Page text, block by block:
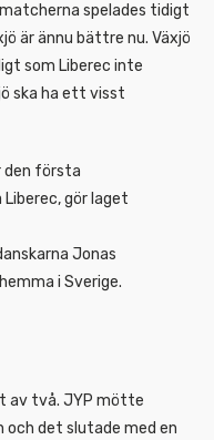
spelades tidigt
är ännu bättre nu. Växjö
som Liberec inte
ska ha ett visst
den första
gör laget
Jonas
i Sverige.
av två. JYP mötte
och det slutade med en